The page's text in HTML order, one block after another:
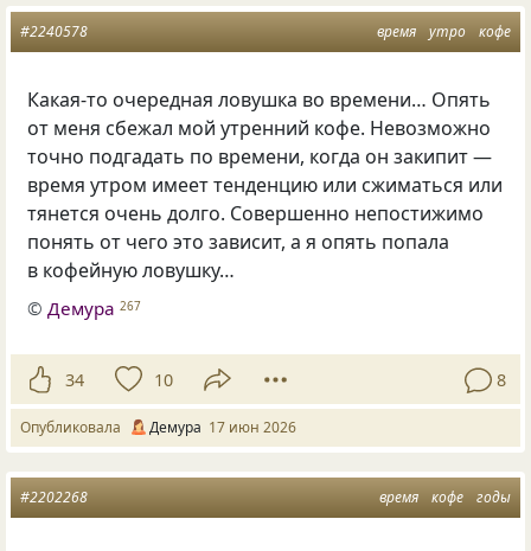
время утро кофе
#2240578
Какая-то очередная ловушка во времени… Опять
от меня сбежал мой утренний кофе. Невозможно
точно подгадать по времени, когда он закипит —
время утром имеет тенденцию или сжиматься или
тянется очень долго. Совершенно непостижимо
понять от чего это зависит, а я опять попала
в кофейную ловушку…
©Демура 267
34 10 8
Опубликовала Демура 17 июн 2026
время кофе годы
#2202268